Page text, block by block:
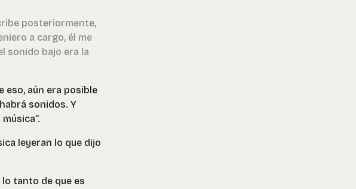
posteriormente,
a cargo, él me
sonido bajo era la
eso, aún era posible
sonidos. Y
leyeran lo que dijo
tanto de que es